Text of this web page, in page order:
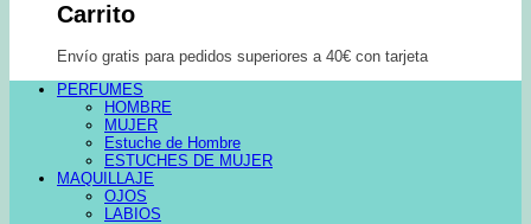
Carrito
Envío gratis para pedidos superiores a 40€ con tarjeta
PERFUMES
HOMBRE
MUJER
Estuche de Hombre
ESTUCHES DE MUJER
MAQUILLAJE
OJOS
LABIOS